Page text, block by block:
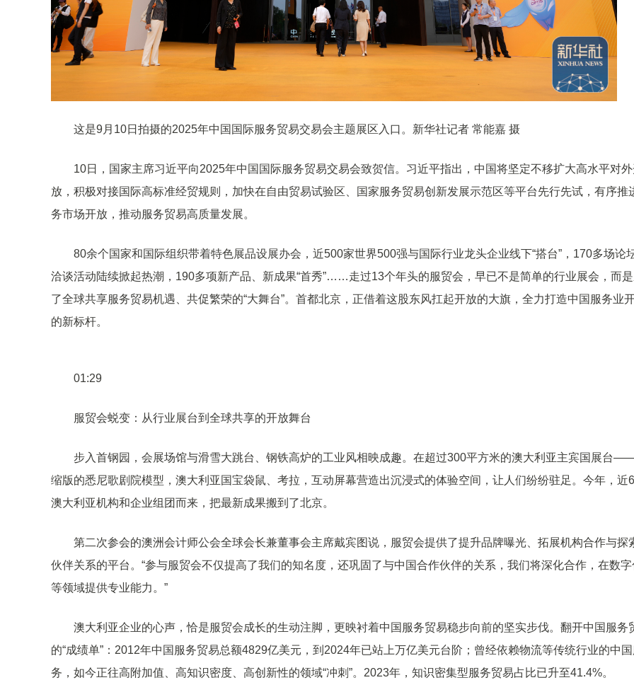
这是9月10日拍摄的2025年中国国际服务贸易交易会主题展区入口。新华社记者 常能嘉 摄
10日，国家主席习近平向2025年中国国际服务贸易交易会致贺信。习近平指出，中国将坚定不移扩大高水平对
放，积极对接国际高标准经贸规则，加快在自由贸易试验区、国家服务贸易创新发展示范区等平台先行先试，有序推
务市场开放，推动服务贸易高质量发展。
80余个国家和国际组织带着特色展品设展办会，近500家世界500强与国际行业龙头企业线下“搭台”，170多场论坛
洽谈活动陆续掀起热潮，190多项新产品、新成果“首秀”……走过13个年头的服贸会，早已不是简单的行业展会，而
了全球共享服务贸易机遇、共促繁荣的“大舞台”。首都北京，正借着这股东风扛起开放的大旗，全力打造中国服务业
的新标杆。
01:29
服贸会蜕变：从行业展台到全球共享的开放舞台
步入首钢园，会展场馆与滑雪大跳台、钢铁高炉的工业风相映成趣。在超过300平方米的澳大利亚主宾国展台
缩版的悉尼歌剧院模型，澳大利亚国宝袋鼠、考拉，互动屏幕营造出沉浸式的体验空间，让人们纷纷驻足。今年，近
澳大利亚机构和企业组团而来，把最新成果搬到了北京。
第二次参会的澳洲会计师公会全球会长兼董事会主席戴宾图说，服贸会提供了提升品牌曝光、拓展机构合作与探
伙伴关系的平台。“参与服贸会不仅提高了我们的知名度，还巩固了与中国合作伙伴的关系，我们将深化合作，在数字
等领域提供专业能力。”
澳大利亚企业的心声，恰是服贸会成长的生动注脚，更映衬着中国服务贸易稳步向前的坚实步伐。翻开中国服务
的“成绩单”：2012年中国服务贸易总额4829亿美元，到2024年已站上万亿美元台阶；曾经依赖物流等传统行业的中国
务，如今正往高附加值、高知识密度、高创新性的领域“冲刺”。2023年，知识密集型服务贸易占比已升至41.4%。